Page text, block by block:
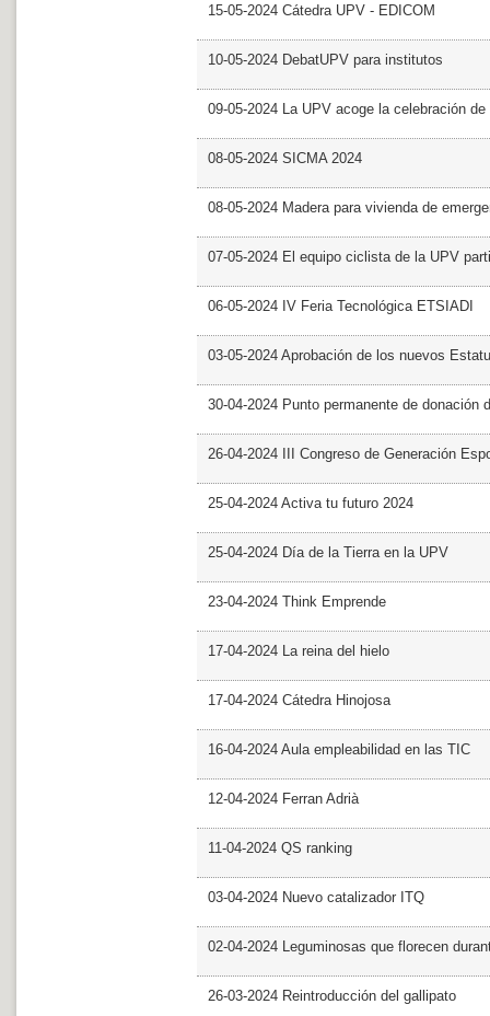
15-05-2024 Cátedra UPV - EDICOM
10-05-2024 DebatUPV para institutos
09-05-2024 La UPV acoge la celebración
08-05-2024 SICMA 2024
08-05-2024 Madera para vivienda de
07-05-2024 El equipo ciclista de la UPV
06-05-2024 IV Feria Tecnológica ETSIADI
03-05-2024 Aprobación de los nuevos
30-04-2024 Punto permanente de donación
26-04-2024 III Congreso de Generación
25-04-2024 Activa tu futuro 2024
25-04-2024 Día de la Tierra en la UPV
23-04-2024 Think Emprende
17-04-2024 La reina del hielo
17-04-2024 Cátedra Hinojosa
16-04-2024 Aula empleabilidad en las TIC
12-04-2024 Ferran Adrià
11-04-2024 QS ranking
03-04-2024 Nuevo catalizador ITQ
02-04-2024 Leguminosas que florecen
26-03-2024 Reintroducción del gallipato